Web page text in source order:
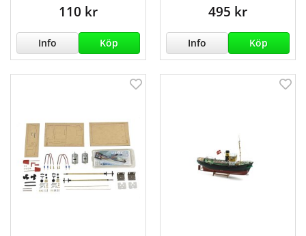
110 kr
Info Köp
495 kr
Info Köp